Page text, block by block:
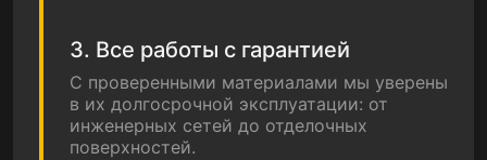
3. Все работы с гарантией
С проверенными материалами мы уверены
в их долгосрочной эксплуатации: от
инженерных сетей до отделочных
поверхностей.